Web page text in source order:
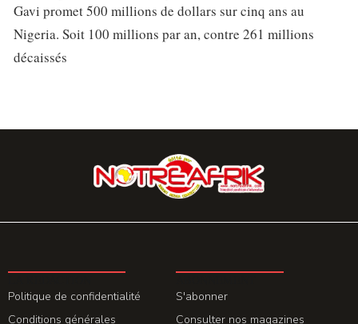
Gavi promet 500 millions de dollars sur cinq ans au
Nigeria. Soit 100 millions par an, contre 261 millions
décaissés
Politique de confidentialité
Conditions générales
S'abonner
Consulter nos magazines